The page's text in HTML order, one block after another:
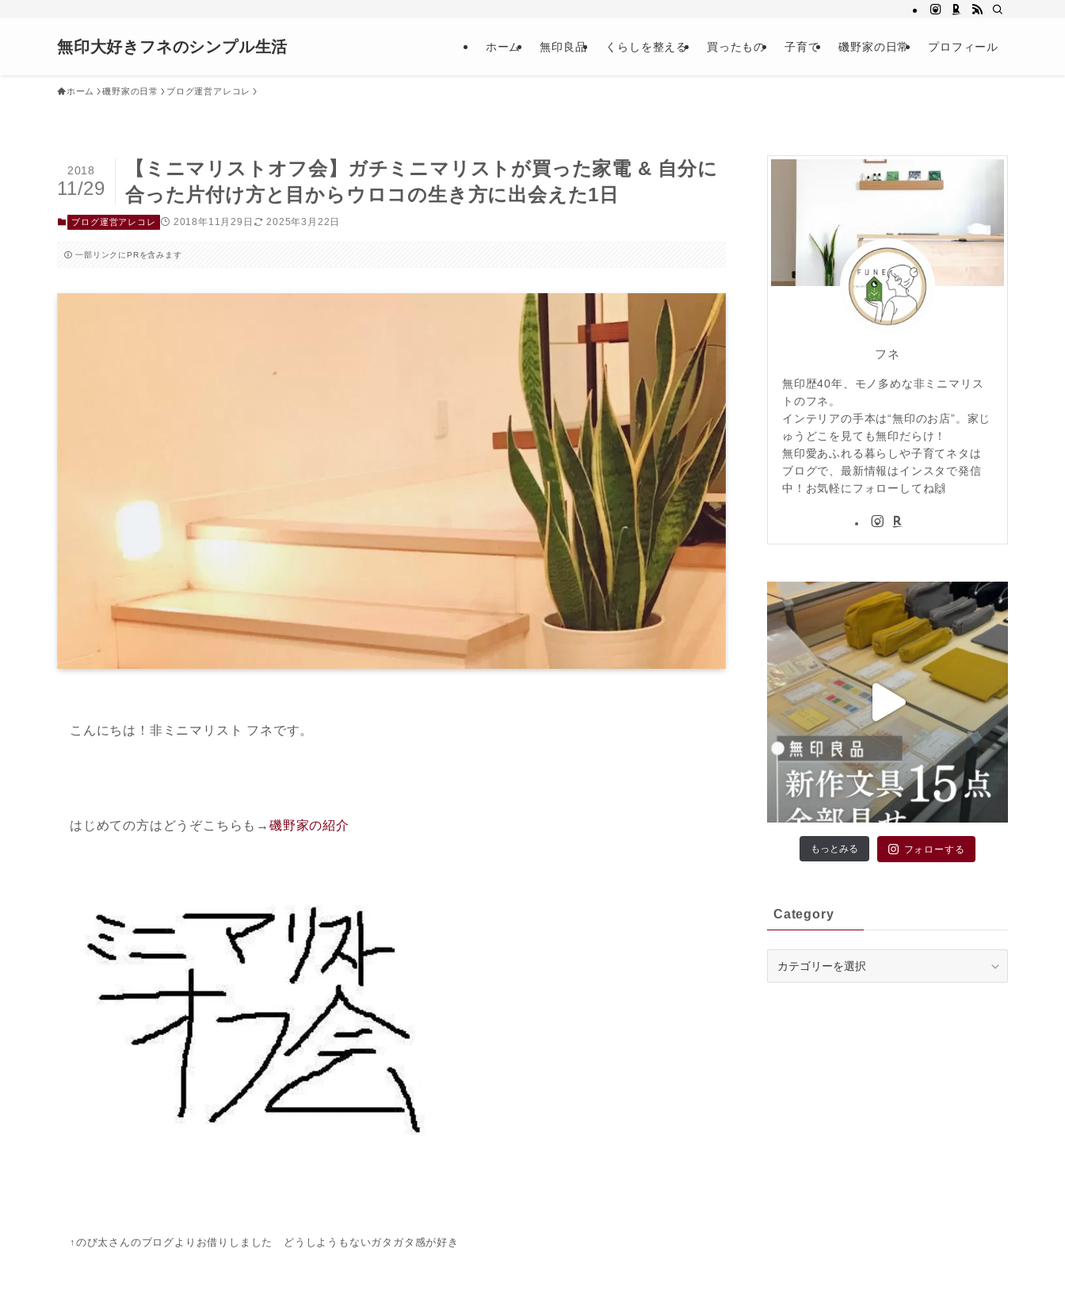
無印大好きフネのシンプル生活 ホーム 無印良品 くらしを整える 買ったもの 子育て 磯野家の日常 プロフィール
ホーム 磯野家の日常 ブログ運営アレコレ
【ミニマリストオフ会】ガチミニマリストが買った家電 & 自分に
合った片付け方と目からウロコの生き方に出会えた1日
2018
11/29
ブログ運営アレコレ 2018年11月29日 2025年3月22日
一部リンクにPRを含みます
こんにちは！非ミニマリスト フネです。
はじめての方はどうぞこちらも →磯野家の紹介
↑のび太さんのブログよりお借りしました どうしようもないガタガタ感が好き
フネ
無印歴40年、モノ多めな非ミニマリス
トのフネ。
インテリアの手本は“無印のお店”。家じ
ゅうどこを見ても無印だらけ！
無印愛あふれる暮らしや子育てネタは
ブログで、最新情報はインスタで発信
中！お気軽にフォローしてね🙌
もっとみる フォローする
Category